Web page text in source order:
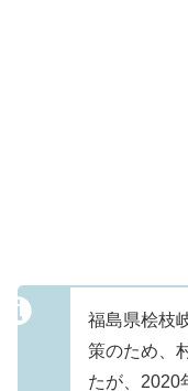
福島県桧枝
策のため、
たが、2020